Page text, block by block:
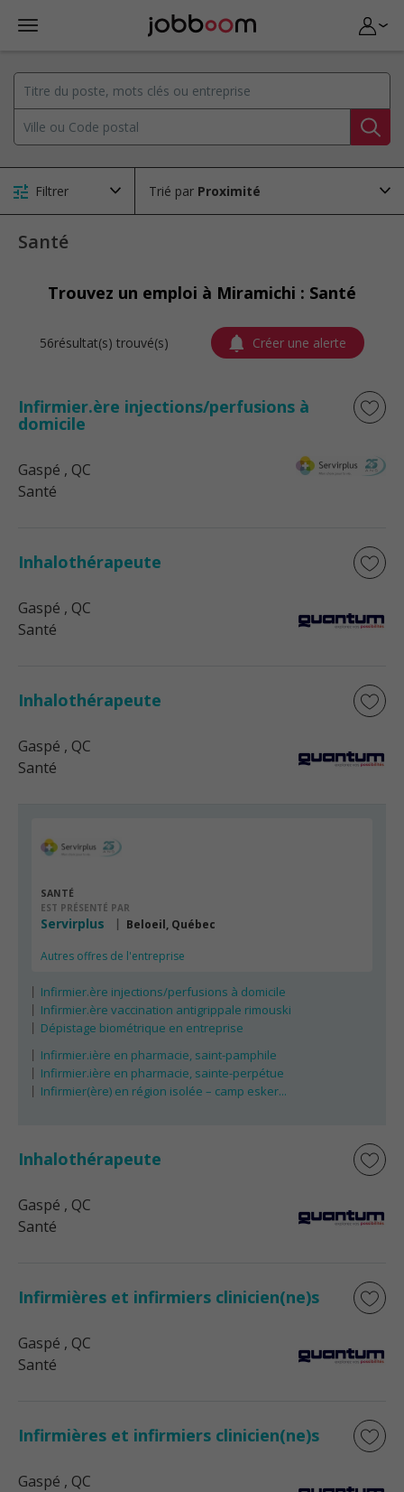
Filtrer Trié par
Santé
Trouvez un emploi à Miramichi : Santé
56résultat(s) trouvé(s) Créer une alerte
Infirmier.ère injections/perfusions à
domicile
Gaspé , QC
Santé
Inhalothérapeute
Gaspé , QC
Santé
Inhalothérapeute
Gaspé , QC
Santé
SANTÉ
EST PRÉSENTÉ PAR
Servirplus Beloeil, Québec
Autres offres de l'entreprise
Infirmier.ère injections/perfusions à domicile
Infirmier.ère vaccination antigrippale rimouski
Dépistage biométrique en entreprise
Infirmier.ière en pharmacie, saint-pamphile
Infirmier.ière en pharmacie, sainte-perpétue
Infirmier(ère) en région isolée – camp esker...
Inhalothérapeute
Gaspé , QC
Santé
Infirmières et infirmiers clinicien(ne)s
Gaspé , QC
Santé
Infirmières et infirmiers clinicien(ne)s
Gaspé , QC